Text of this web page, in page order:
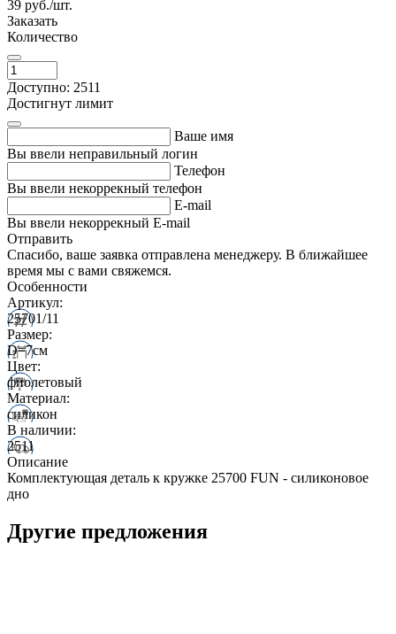
39 руб./шт.
Заказать
Количество
Доступно: 2511
Достигнут лимит
Ваше имя
Вы ввели неправильный логин
Телефон
Вы ввели некоррекный телефон
E-mail
Вы ввели некоррекный E-mail
Отправить
Спасибо, ваше заявка отправлена менеджеру. В ближайшее
время мы с вами свяжемся.
Особенности
Артикул:
25701/11
Размер:
D=7см
Цвет:
фиолетовый
Материал:
силикон
В наличии:
2511
Описание
Комплектующая деталь к кружке 25700 FUN - силиконовое
дно
Другие предложения